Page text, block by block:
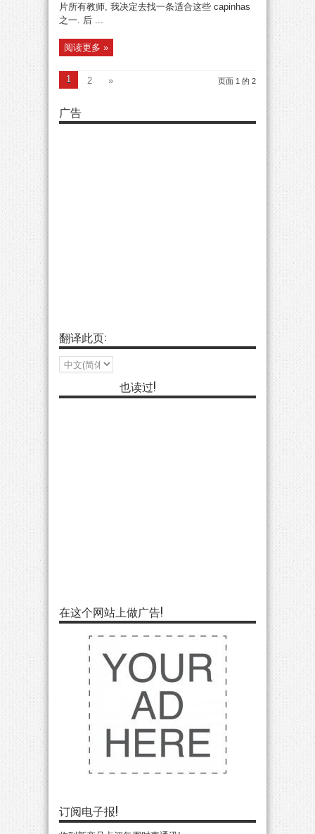
片所有教师, 我决定去找一条适合这些 capinhas
之一. 后 ...
阅读更多 »
页面 1 的 2
1 2 »
广告
翻译此页:
也读过!
在这个网站上做广告!
订阅电子报!